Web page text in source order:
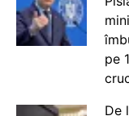
pe
De